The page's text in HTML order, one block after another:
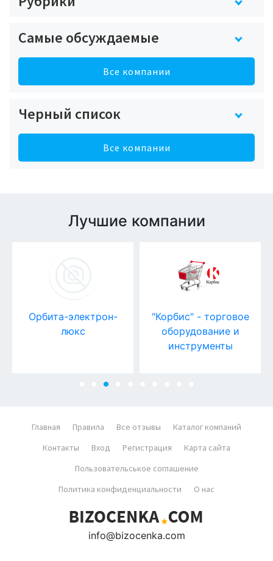
Самые обсуждаемые
Все компании
Черный список
Все компании
Лучшие компании
Орбита-электрон-
люкс
"Корбис" - торговое
оборудование и
инструменты
Главная Правила Все отзывы
Каталог компаний
Контакты
Вход Регистрация
Карта сайта
Пользовательськое соглашение
Политика конфиденциальности
О нас
info@bizocenka.com